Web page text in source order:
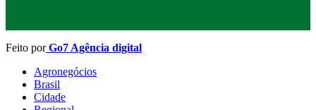
Feito porGo7 Agência digital
Agronegócios
Brasil
Cidade